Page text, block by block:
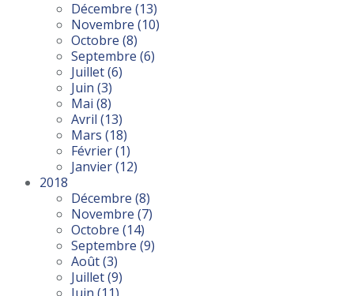
Décembre (13)
Novembre (10)
Octobre (8)
Septembre (6)
Juillet(6)
Juin (3)
Mai (8)
Avril (13)
Mars (18)
Février(1)
Janvier(12)
2018
Décembre (8)
Novembre (7)
Octobre (14)
Septembre (9)
Août(3)
Juillet(9)